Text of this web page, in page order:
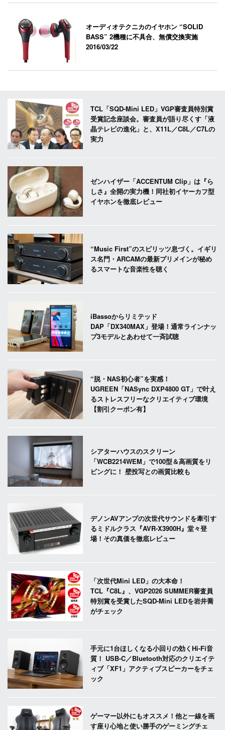
オーディオテクニカのイヤホン “SOLID
BASS” 2機種に不具合、無償交換実施
2016/03/22
TCL「SQD-Mini LED」VGP審査員特別賞
受賞記念座談会。審査員が語り尽くす「液
晶テレビの進化」と、X11L／C8L／C7Lの
実力
ゼンハイザー「ACCENTUM Clip」は『ら
しさ』全開の実力機！同社初イヤーカフ型
イヤホンを徹底レビュー
“Music First”のスピリッツ息づく。イギリ
ス名門・ARCAMの最新プリメインが秘め
るスマートな音楽性を聴く
iBassoからリミテッド
DAP「DX340MAX」登場！通常ラインナッ
プ3モデルとあわせて一斉試聴
“脱・NAS初心者”を実感！
UGREEN「NASync DXP4800 GT」で叶え
るストレスフリーなクリエイティブ環境
【割引クーポン有】
シアターハウスのスクリーン
「WCB2214WEM」で100型＆高画質をリ
ビングに！ 壁投写との画質比較も
デノンAVアンプの次世代サウンドを牽引す
るミドルクラス『AVR-X3900H』堂々登
場！その真価を徹底レビュー
「次世代Mini LED」の大本命！
TCL『C8L』、VGP2026 SUMMER審査員
特別賞を受賞したSQD-Mini LEDを岩井喬
がチェック
手元に1台ほしくなる小回りの効くHi-Fi音
質！ USB-C／Bluetooth対応のクリエイテ
ィブ「XF1」アクティブスピーカーをチェ
ック
ゲーマー以外にもオススメ！他と一線を画
す座り心地と使い勝手のゲーミングチェ